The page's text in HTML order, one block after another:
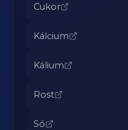
Cukor
Kálcium
Kálium
Rost
Só